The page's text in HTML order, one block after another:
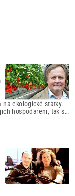
na ekologické statky.
hospodaření, tak se
tatínek, dědeček a